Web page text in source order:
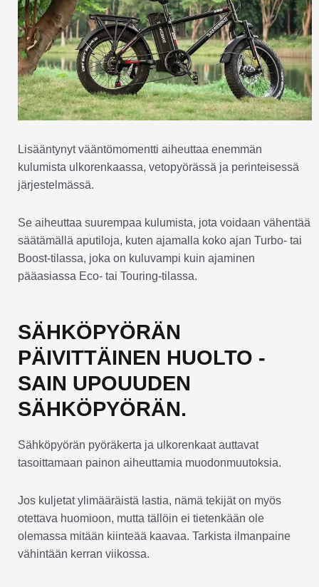
Lisääntynyt vääntömomentti aiheuttaa enemmän
kulumista ulkorenkaassa, vetopyörässä ja perinteisessä
järjestelmässä.
Se aiheuttaa suurempaa kulumista, jota voidaan vähentää
säätämällä aputiloja, kuten ajamalla koko ajan Turbo- tai
Boost-tilassa, joka on kuluvampi kuin ajaminen
pääasiassa Eco- tai Touring-tilassa.
SÄHKÖPYÖRÄN
PÄIVITTÄINEN HUOLTO -
SAIN UPOUUDEN
SÄHKÖPYÖRÄN.
Sähköpyörän pyöräkerta ja ulkorenkaat auttavat
tasoittamaan painon aiheuttamia muodonmuutoksia.
Jos kuljetat ylimääräistä lastia, nämä tekijät on myös
otettava huomioon, mutta tällöin ei tietenkään ole
olemassa mitään kiinteää kaavaa. Tarkista ilmanpaine
vähintään kerran viikossa.